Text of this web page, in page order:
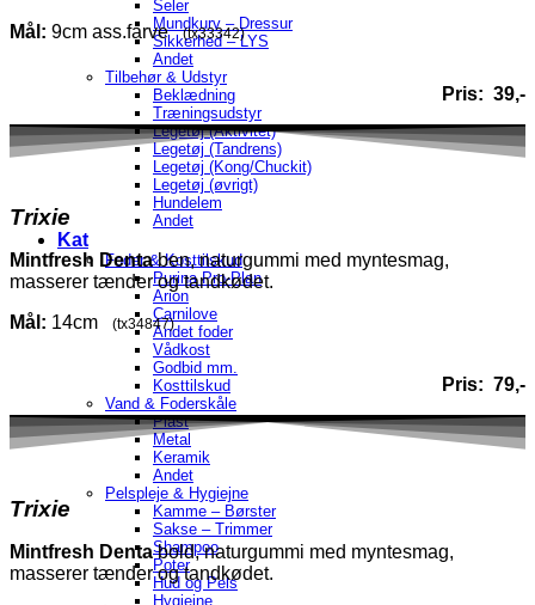
Seler
Mundkurv – Dressur
Sikkerhed – LYS
Andet
Tilbehør & Udstyr
Beklædning
Træningsudstyr
Legetøj (Aktivitet)
Legetøj (Tandrens)
Legetøj (Kong/Chuckit)
Legetøj (øvrigt)
Hundelem
Andet
Kat
Foder & Kosttilskud
Purina Pro-Plan
Arion
Carnilove
Andet foder
Vådkost
Godbid mm.
Kosttilskud
Vand & Foderskåle
Plast
Metal
Keramik
Andet
Pelspleje & Hygiejne
Kamme – Børster
Sakse – Trimmer
Shampoo
Poter
Hud og Pels
Hygiejne
Mål: 9cm ass.farve(tx33342)
Pris: 39,-
Trixie
Mintfresh Dentaben, naturgummi med myntesmag,
masserer tænder og tandkødet.
Mål: 14cm (tx34847)
Pris: 79,-
Trixie
Mintfresh Dentabold, naturgummi med myntesmag,
masserer tænder og tandkødet.